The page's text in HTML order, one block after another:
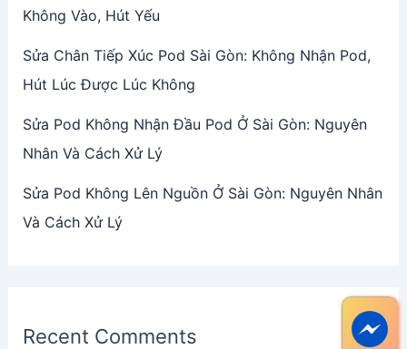
Không Vào, Hút Yếu
Sửa Chân Tiếp Xúc Pod Sài Gòn: Không Nhận Pod,
Hút Lúc Được Lúc Không
Sửa Pod Không Nhận Đầu Pod Ở Sài Gòn: Nguyên
Nhân Và Cách Xử Lý
Sửa Pod Không Lên Nguồn Ở Sài Gòn: Nguyên Nhân
Và Cách Xử Lý
Recent Comments